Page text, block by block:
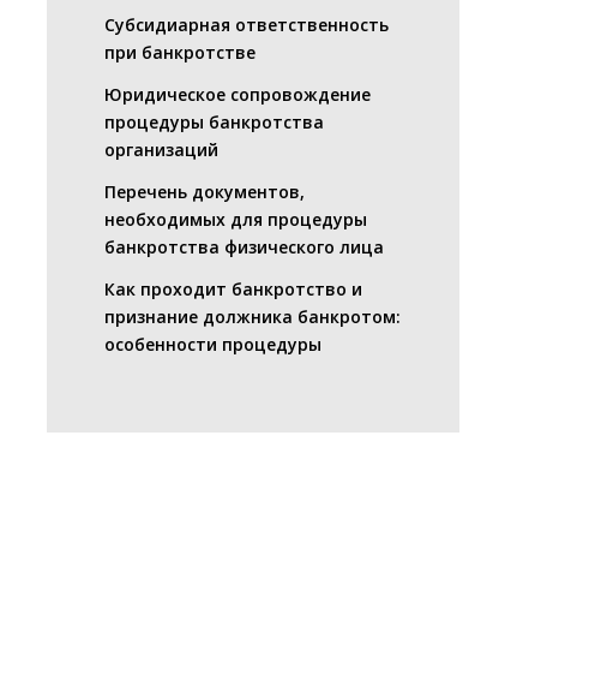
Субсидиарная ответственность
при банкротстве
Юридическое сопровождение
процедуры банкротства
организаций
Перечень документов,
необходимых для процедуры
банкротства физического лица
Как проходит банкротство и
признание должника банкротом:
особенности процедуры